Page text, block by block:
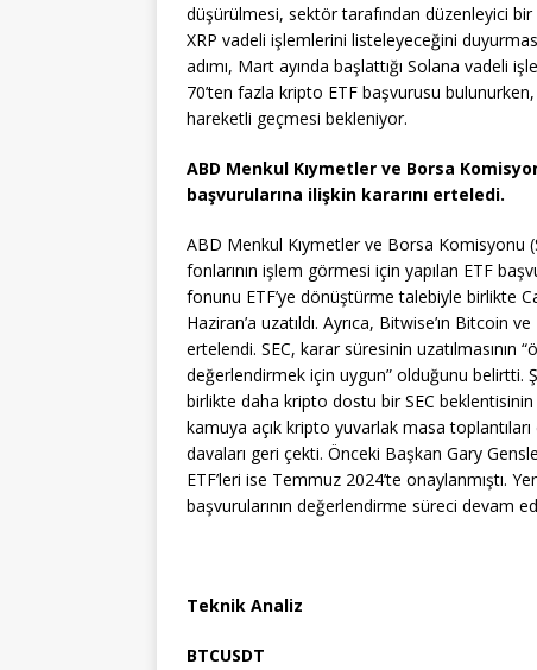
düşürülmesi, sektör tarafından düzenleyici
XRP vadeli işlemlerini listeleyeceğini
adımı, Mart ayında başlattığı Solana vadeli
70’ten fazla kripto ETF başvurusu bulunurken,
hareketli geçmesi bekleniyor.
ABD Menkul Kıymetler ve Borsa
başvurularına ilişkin kararını erteledi.
ABD Menkul Kıymetler ve Borsa Komisyonu
fonlarının işlem görmesi için yapılan ETF
fonunu ETF’ye dönüştürme talebiyle birlikte
Haziran’a uzatıldı. Ayrıca, Bitwise’ın Bitcoin
ertelendi. SEC, karar süresinin uzatılmasının
değerlendirmek için uygun” olduğunu belirtti.
birlikte daha kripto dostu bir SEC
kamuya açık kripto yuvarlak masa
davaları geri çekti. Önceki Başkan Gary
ETF’leri ise Temmuz 2024’te onaylanmıştı.
başvurularının değerlendirme süreci devam
Teknik Analiz
BTCUSDT